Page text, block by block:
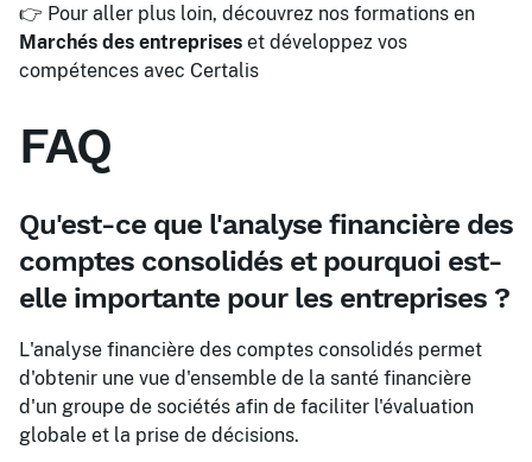
👉 Pour aller plus loin, découvrez nos formations en
Marchés des entreprises et développez vos
compétences avec Certalis
FAQ
Qu'est-ce que l'analyse financière des
comptes consolidés et pourquoi est-
elle importante pour les entreprises ?
L'analyse financière des comptes consolidés permet
d'obtenir une vue d'ensemble de la santé financière
d'un groupe de sociétés afin de faciliter l'évaluation
globale et la prise de décisions.